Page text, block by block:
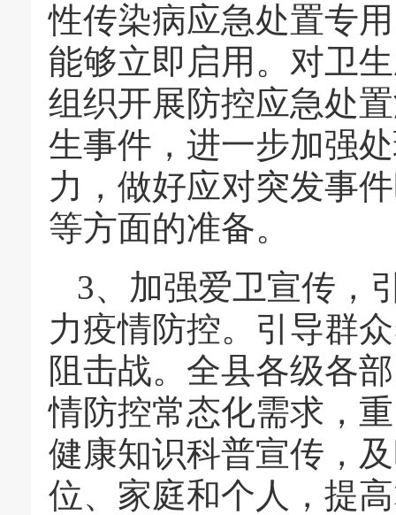
性传染病应急处置专
能够立即启用。对卫
组织开展防控应急处
生事件，进一步加强
力，做好应对突发事
等方面的准备。
3、加强爱卫宣传，
力疫情防控。引导群
阻击战。全县各级各
情防控常态化需求，
健康知识科普宣传，
位、家庭和个人，提